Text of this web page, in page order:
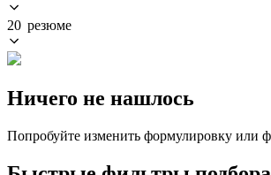
20 резюме
Ничего не нашлось
Попробуйте изменить формулировку или